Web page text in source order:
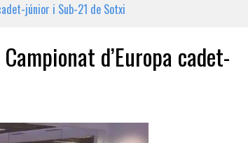
júnior i Sub-21 de Sotxi
d’Europa cadet-